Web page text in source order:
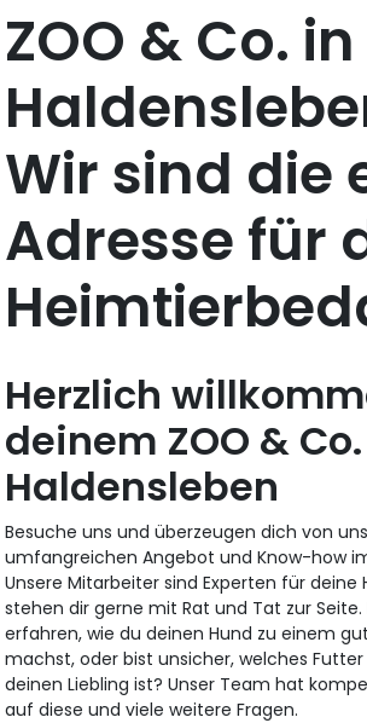
ZOO & Co. in
Wir sind die
Adresse für
Herzlich
deinem ZOO &
Haldensleben
Besuche uns und überzeugen dich von
umfangreichen Angebot und Know-how
Unsere Mitarbeiter sind Experten für deine
stehen dir gerne mit Rat und Tat zur
erfahren, wie du deinen Hund zu einem
machst, oder bist unsicher, welches
deinen Liebling ist? Unser Team hat
auf diese und viele weitere Fragen.